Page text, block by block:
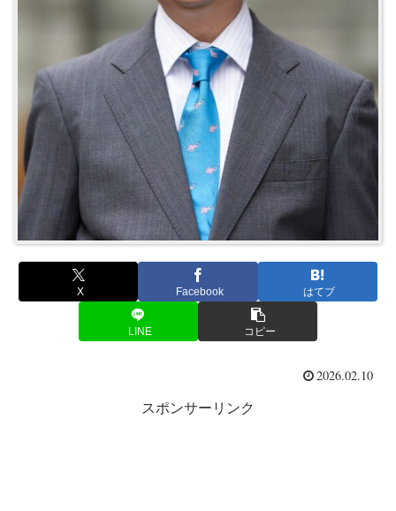
X Facebook はてブ
LINE コピー
2026.02.10
スポンサーリンク